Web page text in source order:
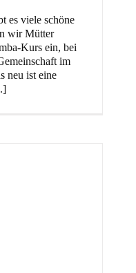
es viele schöne
wir Mütter
Kurs ein, bei
im
neu ist eine